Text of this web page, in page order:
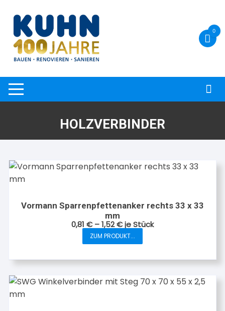
Inhalt
springen
0
HOLZVERBINDER
Vormann Sparrenpfettenanker rechts 33 x 33
mm
0,81 €–1,52€je Stück
ZUM PRODUKT...
Dieses
weist
mehrere
Varianten